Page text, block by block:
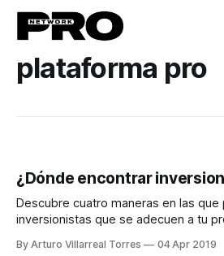
plataforma pro
¿Dónde encontrar
Descubre cuatro maneras en las
inversionistas que se adecuen a tu
By Arturo Villarreal Torres 04 Apr 2019